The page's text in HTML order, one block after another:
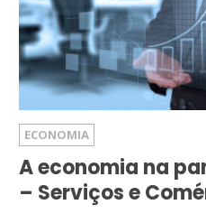
ECONOMIA
A economia na
– Serviços e